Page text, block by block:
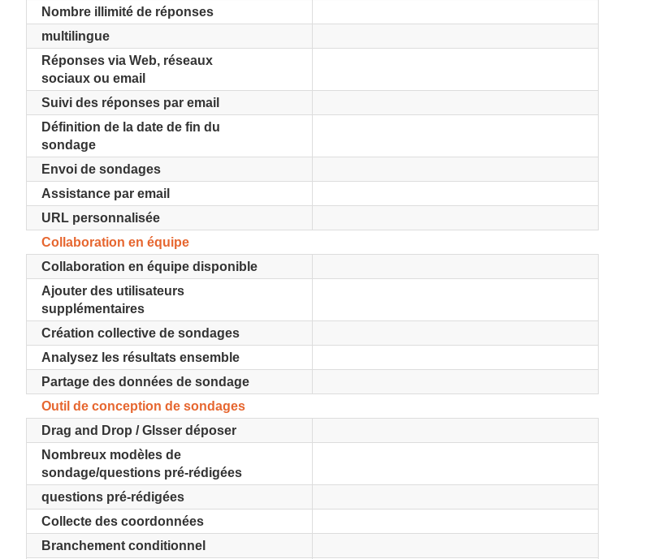
Nombre illimité de réponses
multilingue
Réponses via Web, réseaux
sociaux ou email
Suivi des réponses par email
Définition de la date de fin du
sondage
Envoi de sondages
Assistance par email
URL personnalisée
Collaboration en équipe
Collaboration en équipe disponible
Ajouter des utilisateurs
supplémentaires
Création collective de sondages
Analysez les résultats ensemble
Partage des données de sondage
Outil de conception de sondages
Drag and Drop / Glsser déposer
Nombreux modèles de
sondage/questions pré-rédigées
questions pré-rédigées
Collecte des coordonnées
Branchement conditionnel